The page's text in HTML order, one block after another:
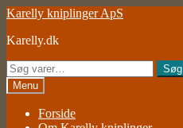
Spring
navigation
Spring
indhold
Karelly kniplinger ApS
Karelly.dk
Søg
efter:
Søg
Menu
Forside